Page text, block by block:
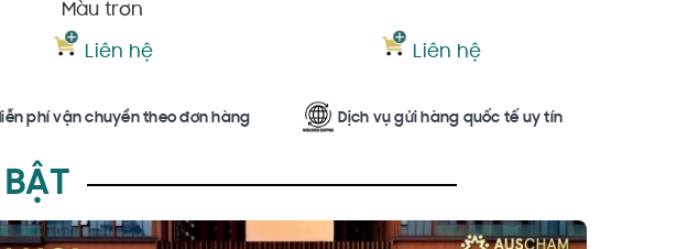
Màu trơn
Liên hệ Liên hệ
phí vận chuyển theo đơn hàng Dịch vụ gửi hàng quốc tế uy tín